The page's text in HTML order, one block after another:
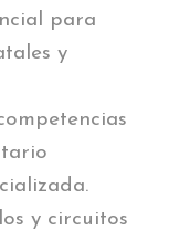
para
y
y circuitos